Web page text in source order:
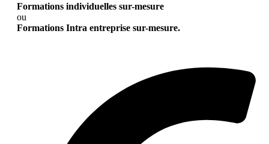
Formations individuelles sur-mesure
ou
Formations Intra entreprise sur-mesure.